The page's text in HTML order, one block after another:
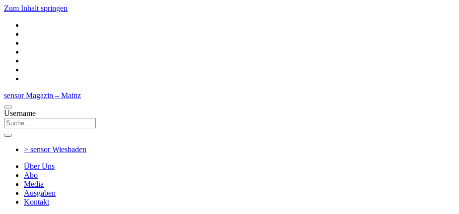
Zum Inhalt springen
sensor Magazin – Mainz
Username
> sensorWiesbaden
Über Uns
Abo
Media
Ausgaben
Kontakt